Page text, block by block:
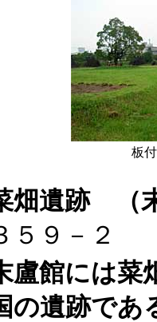
板
畑遺跡（末
５９－２
盧館には菜
の遺跡であ